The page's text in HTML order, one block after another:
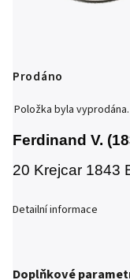
Prodáno
Položka byla
Ferdinand V.
20 Krejcar 1843
Detailní informace
Doplňkové